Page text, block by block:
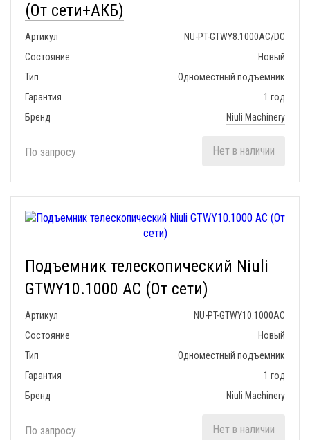
(От сети+АКБ)
Артикул
NU-PT-GTWY8.1000AC/DC
Состояние
Новый
Тип
Одноместный подъемник
Гарантия
1 год
Бренд
Niuli Machinery
По запросу Нет в наличии
Подъемник телескопический Niuli
GTWY10.1000 AC (От сети)
Артикул
NU-PT-GTWY10.1000AC
Состояние
Новый
Тип
Одноместный подъемник
Гарантия
1 год
Бренд
Niuli Machinery
По запросу Нет в наличии